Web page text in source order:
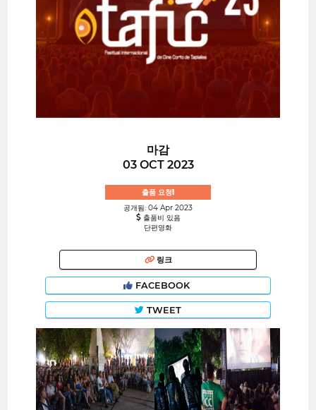
마감
03 OCT 2023
출품 요청!
공개됨: 04 Apr 2023
출품비 있음
단편영화
링크
FACEBOOK
TWEET